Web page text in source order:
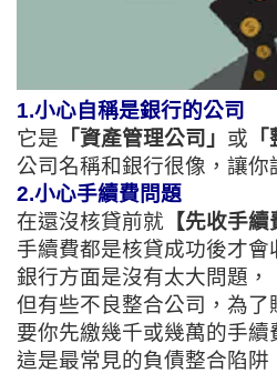
1.小心自稱是銀行的公司
它是 「資產管理公司」 或
公司名稱和銀行很像，讓你
2.小心手續費問題
在還沒核貸前就 【先收手續
手續費都是核貸成功後才會
銀行方面是沒有太大問題，
但有些不良整合公司，為了
要你先繳幾千或幾萬的手續
這是最常見的負債整合陷阱